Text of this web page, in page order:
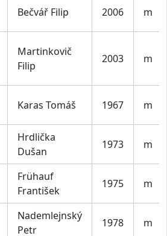
Bečvář Filip 2006 m
Martinkovič
Filip
2003 m
Karas Tomáš 1967 m
Hrdlička
Dušan
1973 m
Frühauf
František
1975 m
Nademlejnský
Petr
1978 m